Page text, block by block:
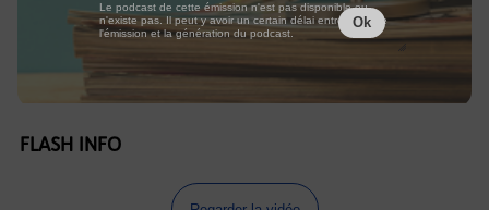
FLASH INFO
Le podcast de cette émission n'est pas disponible ou
n'existe pas. Il peut y avoir un certain délai entre la fin de
l'émission et la génération du podcast.
Ok